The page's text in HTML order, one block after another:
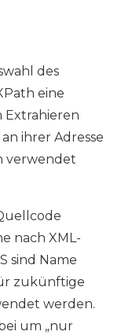
des
eine
Extrahieren
ihrer Adresse
verwendet
nach XML-
sind Name
zukünftige
werden.
um „nur